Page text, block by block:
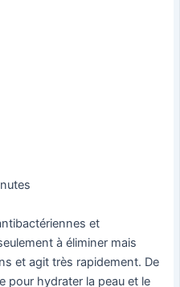
et
à éliminer mais
et agit très rapidement. De
pour hydrater la peau et le